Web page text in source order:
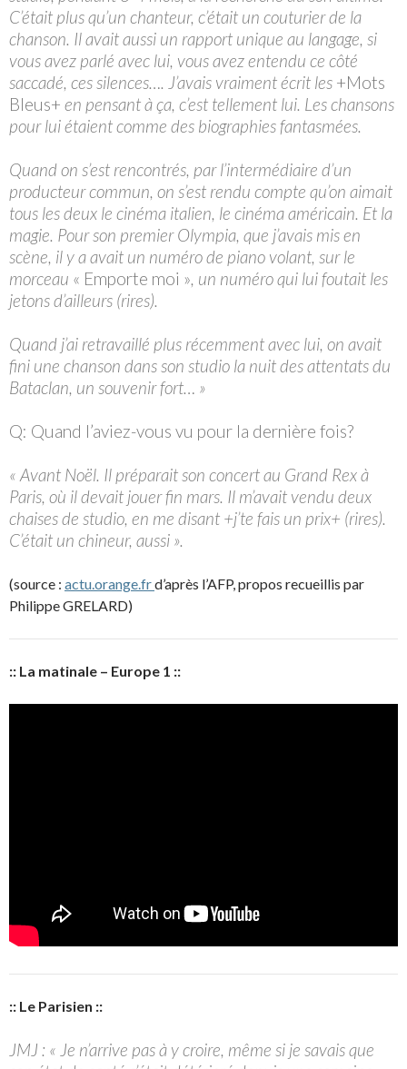
C’était plus qu’un chanteur, c’était un couturier de la
chanson. Il avait aussi un rapport unique au langage, si
vous avez parlé avec lui, vous avez entendu ce côté
saccadé, ces silences…. J’avais vraiment écrit les +Mots
Bleus+ en pensant à ça, c’est tellement lui. Les chansons
pour lui étaient comme des biographies fantasmées.
Quand on s’est rencontrés, par l’intermédiaire d’un
producteur commun, on s’est rendu compte qu’on aimait
tous les deux le cinéma italien, le cinéma américain. Et la
magie. Pour son premier Olympia, que j’avais mis en
scène, il y a avait un numéro de piano volant, sur le
morceau « Emporte moi », un numéro qui lui foutait les
jetons d’ailleurs (rires).
Quand j’ai retravaillé plus récemment avec lui, on avait
fini une chanson dans son studio la nuit des attentats du
Bataclan, un souvenir fort… »
Q: Quand l’aviez-vous vu pour la dernière fois?
« Avant Noël. Il préparait son concert au Grand Rex à
Paris, où il devait jouer fin mars. Il m’avait vendu deux
chaises de studio, en me disant +j’te fais un prix+ (rires).
C’était un chineur, aussi ».
(source : actu.orange.frd’après l’AFP, propos recueillis par
Philippe GRELARD)
:: La matinale – Europe 1 ::
:: Le Parisien ::
JMJ : « Je n’arrive pas à y croire, même si je savais que